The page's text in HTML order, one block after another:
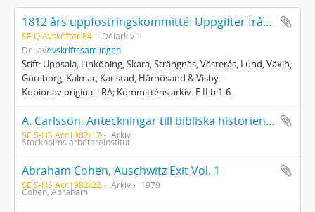
1812 års uppfostringskommitté: Uppgifter från Konsistorierna
SE Q Avskrifter:84
Delarkiv
Del avAvskriftssamlingen
Stift: Uppsala, Linköping, Skara, Strängnäs, Västerås, Lund, Växjö,
Göteborg, Kalmar, Karlstad, Härnösand & Visby.
Kopior av original i RA; Kommitténs arkiv. E II b:1-6.
A. Carlsson, Anteckningar till bibliska historien och katekesen. Har tillhört Stockholms arbetareinstituts bibliotek
SE S-HS Acc1982/17 Arkiv
Stockholms arbetareinstitut
Abraham Cohen, Auschwitz Exit Vol. 1
SE S-HS Acc1982/22 Arkiv 1979
Cohen, Abraham